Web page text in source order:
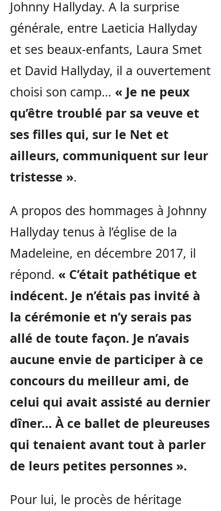
Johnny Hallyday. A la surprise
générale, entre Laeticia Hallyday
et ses beaux-enfants, Laura Smet
et David Hallyday, il a ouvertement
choisi son camp… « Je ne peux
qu’être troublé par sa veuve et
ses filles qui, sur le Net et
ailleurs, communiquent sur leur
tristesse ».
A propos des hommages à Johnny
Hallyday tenus à l’église de la
Madeleine, en décembre 2017, il
répond. « C’était pathétique et
indécent. Je n’étais pas invité à
la cérémonie et n’y serais pas
allé de toute façon. Je n’avais
aucune envie de participer à ce
concours du meilleur ami, de
celui qui avait assisté au dernier
dîner… À ce ballet de pleureuses
qui tenaient avant tout à parler
de leurs petites personnes ».
Pour lui, le procès de héritage